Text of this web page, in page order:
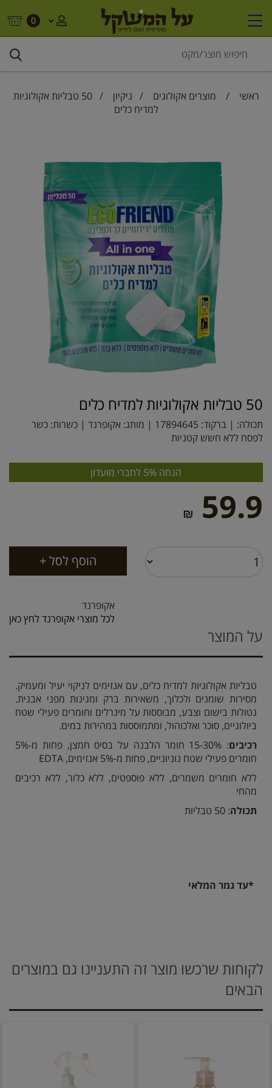
0
ראשי / מוצרים אקולוגים / ניקיון
/ 50 טבליות אקולוגיות
למדיח כלים
50 טבליות אקולוגיות למדיח כלים
תכולה: | ברקוד: 17894645 | מותג: אקופרנד | כשרות: כשר
לפסח ללא חשש קטניות
הנחה 5% לחברי מועדון
59.9
₪
אקופרנד
לכל מוצרי אקופרנד לחץ כאן
על המוצר
טבליות אקולוגיות למדיח כלים, עם אנזימים לניקוי יעיל ומעמיק.
מסירות שומנים ולכלוך, משאירות ברק ומגינות מפני אבנית.
נטולות בישום וצבע, מבוססות על מינרלים וחומרים פעילי שטח
ביולוגיים, סוכר ואלכוהול, ומתמוססות במהירות במים.
רכיבים
: 15-30% חומר הלבנה על בסיס חמצן, פחות מ-5%
חומרים פעילי שטח נוניוניים, פחות מ-5% אנזימים, EDTA
ללא חומרים משמרים, ללא פוספטים, ללא כלור, ללא רכיבים
מהחי
תכולה: 50 טבליות
*עד גמר המלאי
לקוחות שרכשו מוצר זה התעניינו גם במוצרים
הבאים